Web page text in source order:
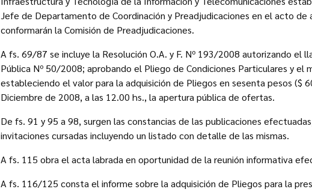
Jefe de Departamento de Coordinación y Preadjudicaciones en el acto de
conformarán la Comisión de Preadjudicaciones.
A fs. 69/87 se incluye la Resolución O.A. y F. Nº 193/2008 autorizando el
Pública Nº 50/2008; aprobando el Pliego de Condiciones Particulares y el
estableciendo el valor para la adquisición de Pliegos en sesenta pesos ($
Diciembre de 2008, a las 12.00 hs., la apertura pública de ofertas.
De fs. 91 y 95 a 98, surgen las constancias de las publicaciones
invitaciones cursadas incluyendo un listado con detalle de las mismas.
A fs. 115 obra el acta labrada en oportunidad de la reunión informativa
A fs. 116/125 consta el informe sobre la adquisición de Pliegos para la